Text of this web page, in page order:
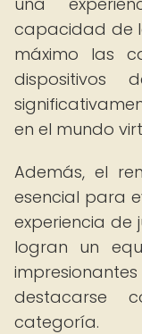
capacidad de
máximo las
dispositivos
en el mundo
Además, el
esencial para
experiencia de
logran un
destacarse
categoría.